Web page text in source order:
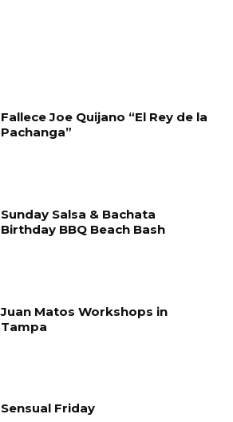
Fallece Joe Quijano “El Rey de la
Pachanga”
Sunday Salsa & Bachata
Birthday BBQ Beach Bash
Juan Matos Workshops in
Tampa
Sensual Friday